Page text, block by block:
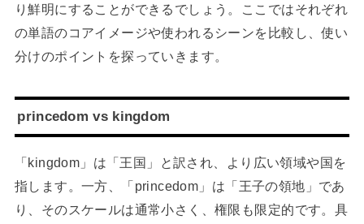
り鮮明にすることができるでしょう。ここではそれぞれ
の単語のコアイメージや使われるシーンを比較し、使い
分けのポイントを探っていきます。
princedom vs kingdom
「kingdom」は「王国」と訳され、より広い領域や国を
指します。一方、「princedom」は「王子の領地」であ
り、そのスケールは通常小さく、権限も限定的です。具